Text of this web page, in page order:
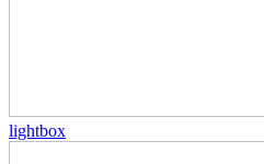
lightbox